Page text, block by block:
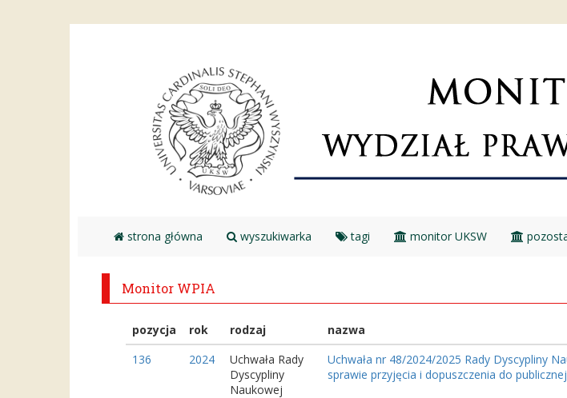
strona główna wyszukiwarka tagi monitor UKSW
Monitor WPIA
pozycja rok rodzaj nazwa
136
2024
Uchwała Rady
Dyscypliny
Naukowej
Uchwała nr 48/2024/2025 Rady Dyscypliny
sprawie przyjęcia i dopuszczenia do